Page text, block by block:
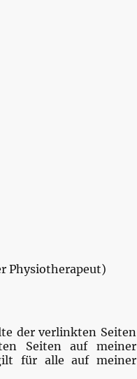
Physiotherapeut)
der verlinkten Seiten
Seiten auf meiner
für alle auf meiner